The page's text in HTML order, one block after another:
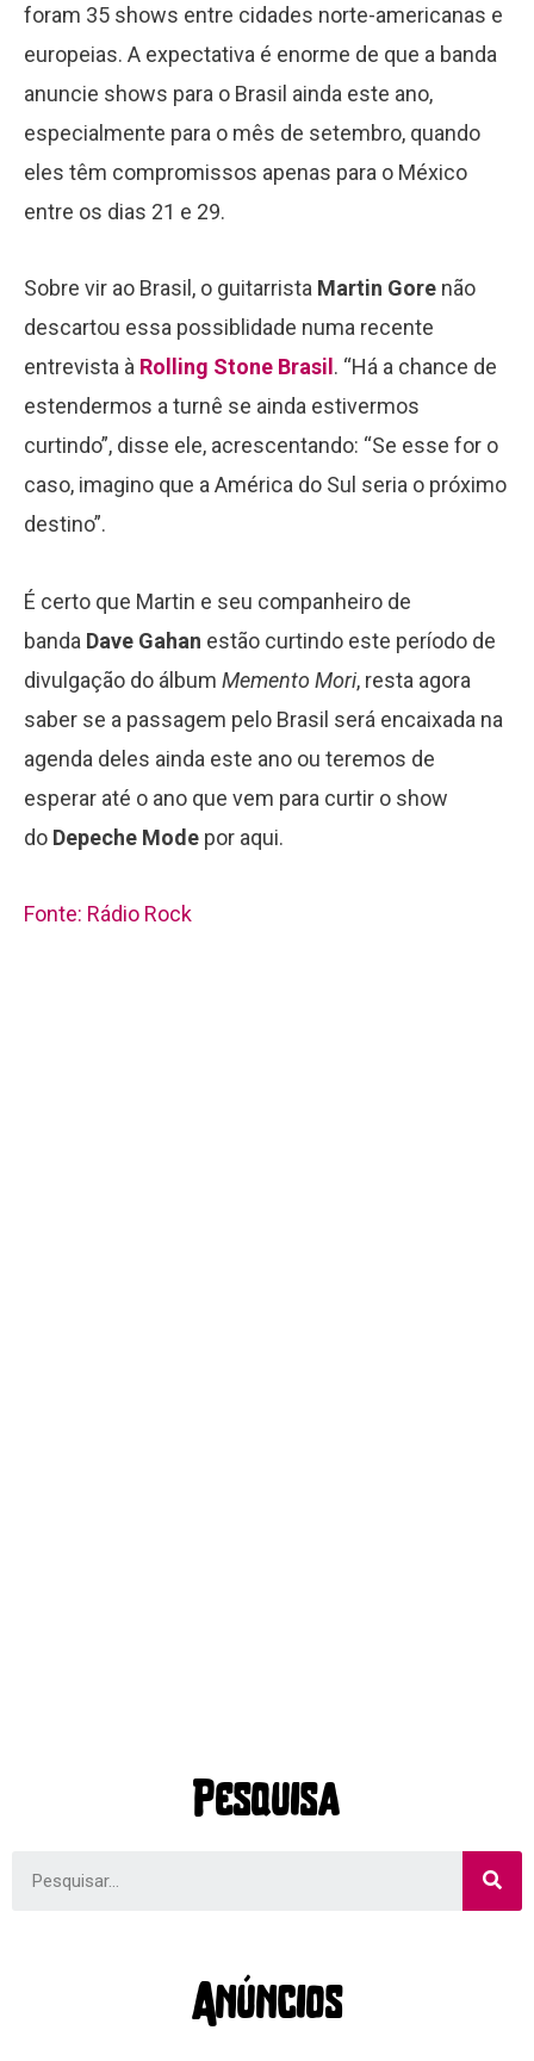
foram 35 shows entre cidades norte-americanas e
europeias. A expectativa é enorme de que a banda
anuncie shows para o Brasil ainda este ano,
especialmente para o mês de setembro, quando
eles têm compromissos apenas para o México
entre os dias 21 e 29.
Sobre vir ao Brasil, o guitarrista Martin Gore não
descartou essa possiblidade numa recente
entrevista à Rolling Stone Brasil . “Há a chance de
estendermos a turnê se ainda estivermos
curtindo”, disse ele, acrescentando: “Se esse for o
caso, imagino que a América do Sul seria o próximo
destino”.
É certo que Martin e seu companheiro de
banda Dave Gahan estão curtindo este período de
divulgação do álbum Memento Mori, resta agora
saber se a passagem pelo Brasil será encaixada na
agenda deles ainda este ano ou teremos de
esperar até o ano que vem para curtir o show
do Depeche Mode por aqui.
Fonte: Rádio Rock
Pesquisa
Anúncios